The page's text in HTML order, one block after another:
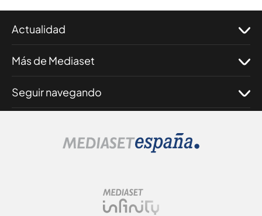
Actualidad
Más de Mediaset
Seguir navegando